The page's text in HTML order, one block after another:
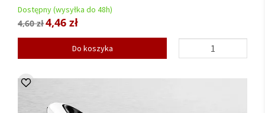
Dostępny (wysyłka do 48h)
4,60 zł4,46 zł
Do koszyka